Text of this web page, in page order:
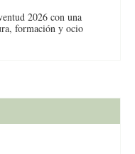
2026 con una
formación y ocio